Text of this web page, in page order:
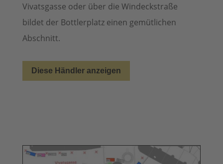
Vivatsgasse oder über die Windeckstraße
bildet der Bottlerplatz einen gemütlichen
Abschnitt.
Diese Händler anzeigen